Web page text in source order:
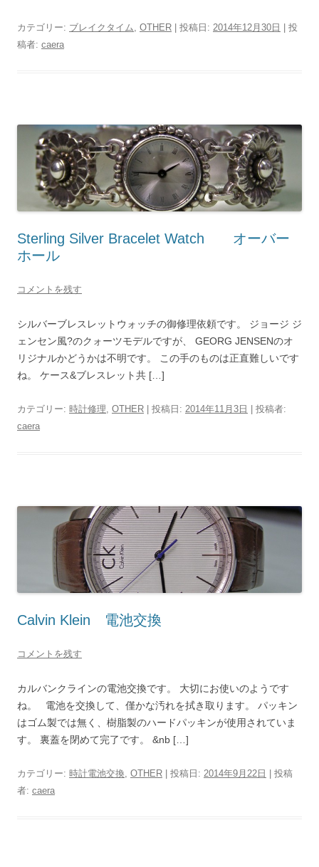
カテゴリー: ブレイクタイム OTHER | 投稿日: 2014年12月30日
投
稿者: caera
Sterling Silver Bracelet Watch オーバー
ホール
コメントを残す
シルバーブレスレットウォッチの御修理依頼です。 ジョージ ジ
ェンセン風?のクォーツモデルですが、 GEORG JENSENのオ
リジナルかどうかは不明です。 この手のものは正直難しいです
ね。 ケース&ブレスレット共 […]
カテゴリー: 時計修理 OTHER | 投稿日: 2014年11月3日
投稿者:
caera
Calvin Klein 電池交換
コメントを残す
カルバンクラインの電池交換です。 大切にお使いのようです
ね。 電池を交換して、僅かな汚れを拭き取ります。 パッキン
はゴム製では無く、樹脂製のハードパッキンが使用されていま
す。 裏蓋を閉めて完了です。 &nb […]
カテゴリー: 時計電池交換 OTHER | 投稿日: 2014年9月22日 | 投稿
者: caera